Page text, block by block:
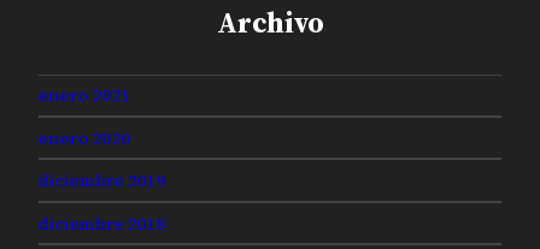
Archivo
enero 2021
enero 2020
diciembre 2019
diciembre 2018